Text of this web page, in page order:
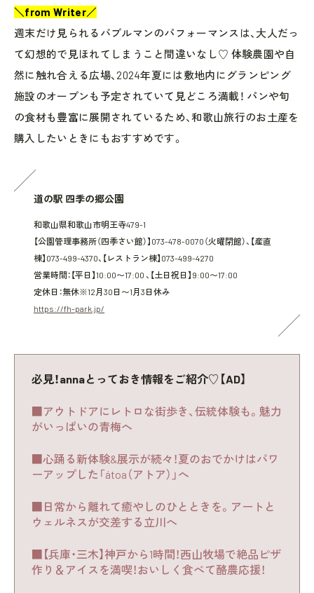
＼from Writer／
週末だけ見られるバブルマンのパフォーマンスは、大人だっ
て幻想的で見ほれてしまうこと間違いなし♡ 体験農園や自
然に触れ合える広場、2024年夏には敷地内にグランピング
施設のオープンも予定されていて見どころ満載！ パンや旬
の食材も豊富に展開されているため、和歌山旅行のお土産を
購入したいときにもおすすめです。
道の駅 四季の郷公園
和歌山県和歌山市明王寺479-1
【公園管理事務所（四季さい館）】073-478-0070（火曜閉館）、【産直
棟】073-499-4370、【レストラン棟】073-499-4270
営業時間：【平日】10:00〜17:00 、【土日祝日】9:00〜17:00
定休日：無休※12月30日〜1月3日休み
https://fh-park.jp/
必見！annaとっておき情報をご紹介♡【AD】
■アウトドアにレトロな街歩き、伝統体験も。魅力
がいっぱいの青梅へ
■心踊る新体験&展示が続々！夏のおでかけはパワ
ーアップした「átoa（アトア）」へ
■日常から離れて癒やしのひとときを。アートと
ウェルネスが交差する立川へ
■【兵庫・三木】神戸から1時間！西山牧場で絶品ピザ
作り＆アイスを満喫！おいしく食べて酪農応援！